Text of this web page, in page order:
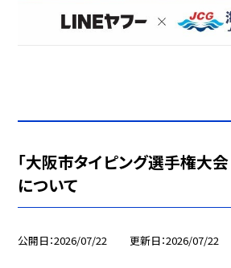
「大阪市タイピング選手権大
について
公開日 2026/07/22 更新日 2026/07/22